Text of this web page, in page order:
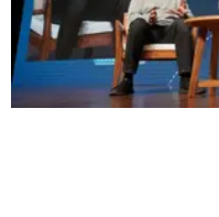
Fúnebres
Clasificados
Suplementos